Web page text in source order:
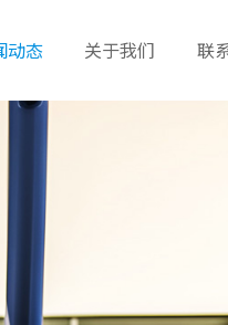
动态 关于我们 联